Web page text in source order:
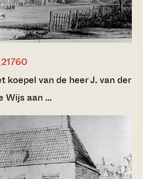
koepel van de heer J. van der
Wijs aan …